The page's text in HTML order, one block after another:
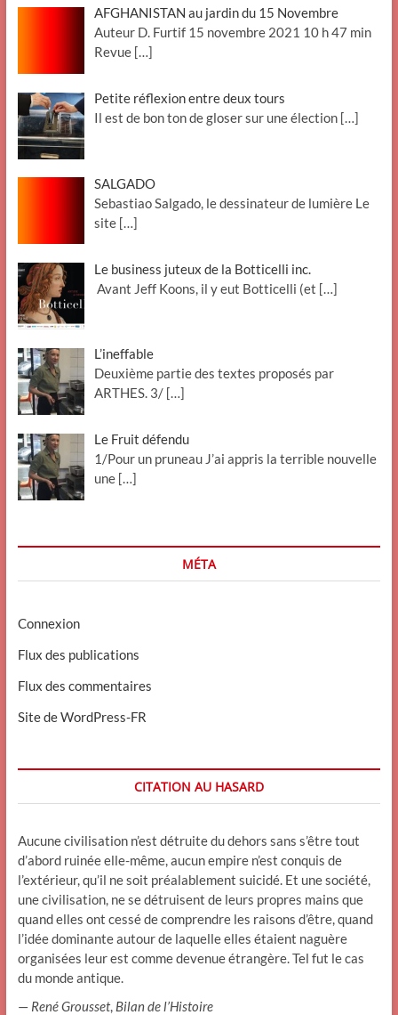
AFGHANISTAN au jardin du 15 Novembre
Auteur D. Furtif 15 novembre 2021 10 h 47 min
Revue […]
Petite réflexion entre deux tours
Il est de bon ton de gloser sur une élection […]
SALGADO
Sebastiao Salgado, le dessinateur de lumière Le
site […]
Le business juteux de la Botticelli inc.
Avant Jeff Koons, il y eut Botticelli (et […]
L’ineffable
Deuxième partie des textes proposés par
ARTHES. 3/ […]
Le Fruit défendu
1/Pour un pruneau J’ai appris la terrible nouvelle
une […]
MÉTA
Connexion
Flux des publications
Flux des commentaires
Site de WordPress-FR
CITATION AU HASARD
Aucune civilisation n’est détruite du dehors sans s’être tout
d’abord ruinée elle-même, aucun empire n’est conquis de
l’extérieur, qu’il ne soit préalablement suicidé. Et une société,
une civilisation, ne se détruisent de leurs propres mains que
quand elles ont cessé de comprendre les raisons d’être, quand
l’idée dominante autour de laquelle elles étaient naguère
organisées leur est comme devenue étrangère. Tel fut le cas
du monde antique.
— René Grousset, Bilan de l’Histoire